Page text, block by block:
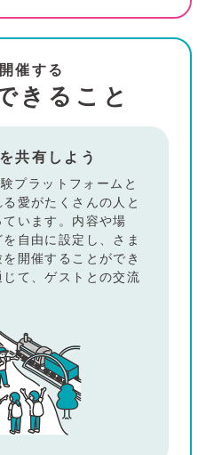
催する
きること
共有しよう
プラットフォームと
愛がたくさんの人と
います。内容や場
自由に設定し、さま
開催することができ
て、ゲストとの交流